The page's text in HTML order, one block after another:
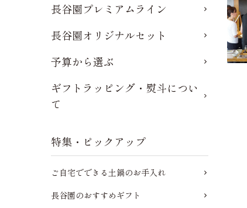
長谷園プレミアムライン
長谷園オリジナルセット
予算から選ぶ
ギフトラッピング・熨斗につい
て
特集・ピックアップ
ご自宅でできる土鍋のお手入れ
長谷園のおすすめギフト